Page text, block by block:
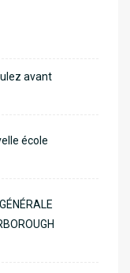
avant
école